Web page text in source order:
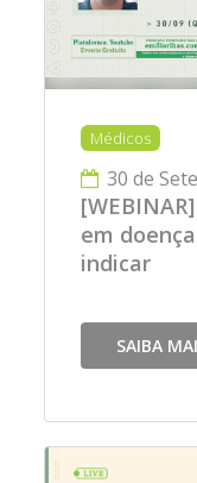
Médicos
30 de
em
indicar
SAIBA